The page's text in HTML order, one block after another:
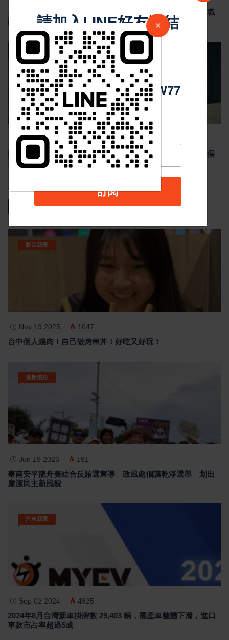
皇尚科技總裁黃峻哲先生談臺灣缺工現況 婉拒友人兒子求職
請託 揭企業徵才與青年就業現實
最新消息
Jul 21 2026 633
鄭南榕案轉型正義調查再掀討論 監委追查警方拘提過程 侯
友宜拒約詢受關注
熱門新聞
影音新聞
Nov 19 2025 1047
台中個人燒肉！自己做烤串丼！好吃又好玩！
最新消息
Jun 19 2026 191
臺南安平龍舟賽結合反賄選宣導 政風處倡議乾淨選舉 划出
廉潔民主新風貌
汽車新聞
Sep 02 2024 4925
2024年8月台灣新車掛牌數 29,403 輛，國產車整體下滑，進口
車款市占率超過5成
請加入LINE好友連結
中 華 超 傳 媒
Https://reurl.cc/adqW77
訂閱
×